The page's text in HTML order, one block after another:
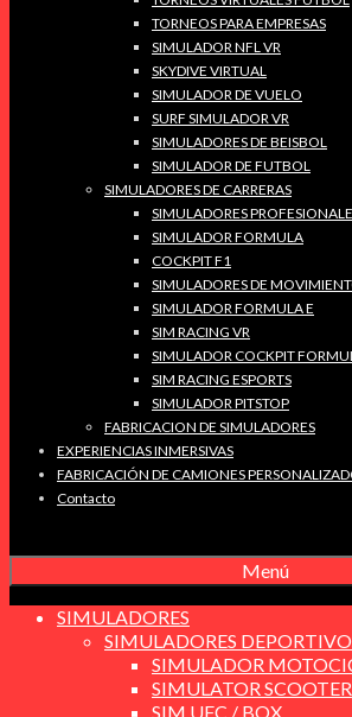
TORNEOS PARA EMPRESAS
SIMULADOR NFL VR
SKYDIVE VIRTUAL
SIMULADOR DE VUELO
SURF SIMULADOR VR
SIMULADORES DE BEISBOL
SIMULADOR DE FUTBOL
SIMULADORES DE CARRERAS
SIMULADORES
SIMULADOR FORMULA
COCKPIT F1
SIMULADORES DE
SIMULADOR FORMULA E
SIM RACING VR
SIMULADOR COCKPIT
SIM RACING ESPORTS
SIMULADOR PITSTOP
FABRICACION DE SIMULADORES
EXPERIENCIAS INMERSIVAS
FABRICACIÓN DE CAMIONES
Contacto
Menú
SIMULADORES
SIMULADORES
SIMULADOR
SIMULATOR SCOOTER
SIM UFC / BOX